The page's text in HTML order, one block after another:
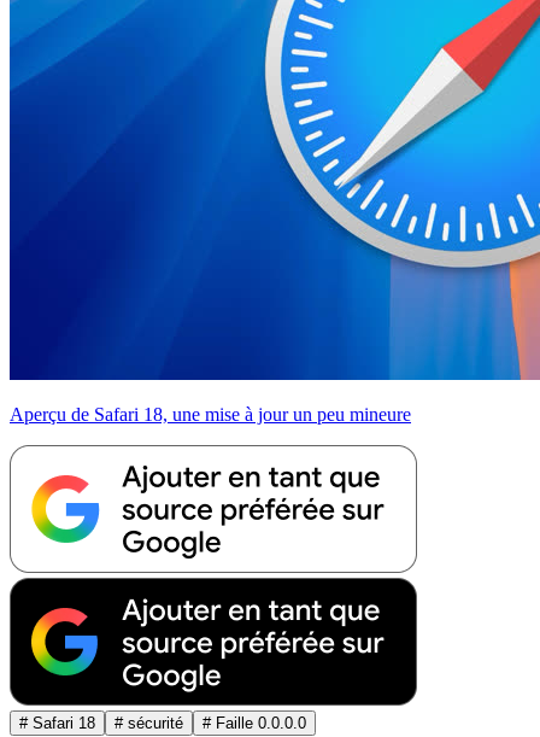
Aperçu de Safari 18, une mise à jour un peu mineure
# Safari 18 # sécurité # Faille 0.0.0.0